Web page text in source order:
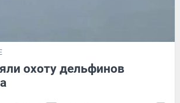
охоту дельфинов